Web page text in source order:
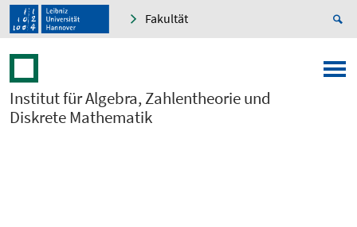
Fakultät
Institut für Algebra, Zahlentheorie und
Diskrete Mathematik